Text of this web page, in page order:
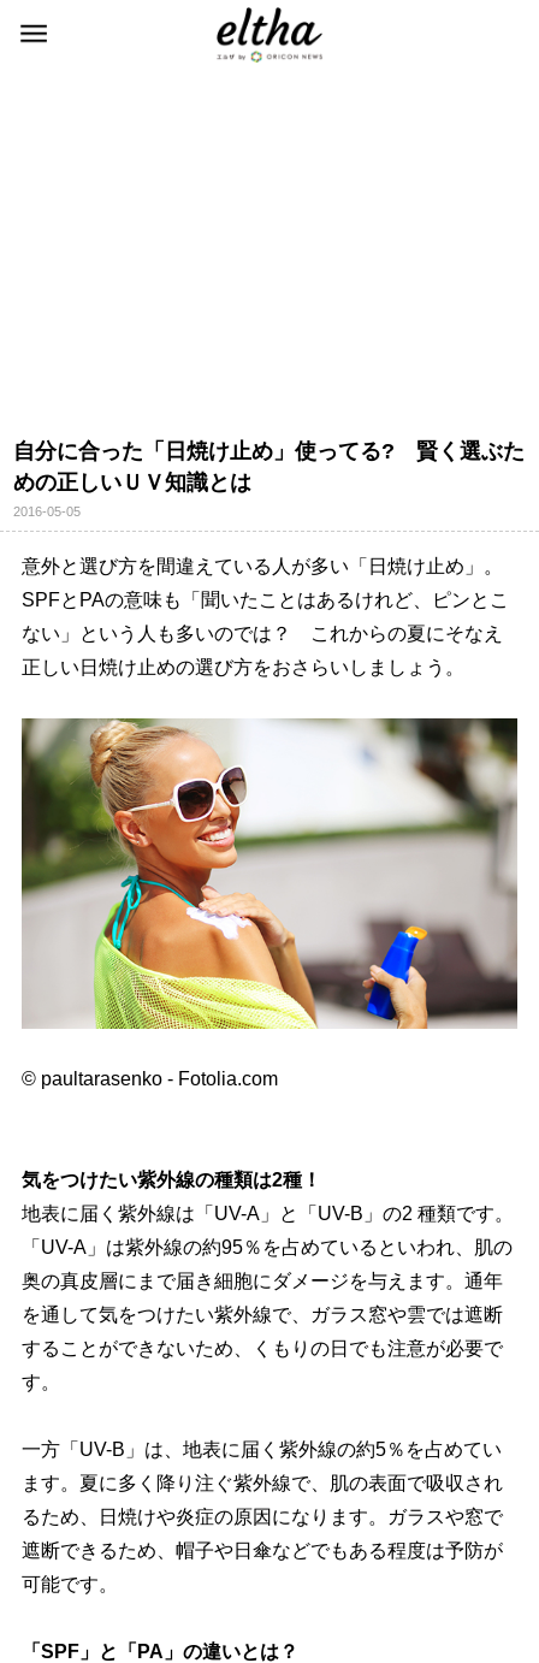
自分に合った「日焼け止め」使ってる? 賢く選ぶた
めの正しいＵＶ知識とは
2016-05-05
意外と選び方を間違えている人が多い「日焼け止め」。
SPFとPAの意味も「聞いたことはあるけれど、ピンとこ
ない」という人も多いのでは？ これからの夏にそなえ
正しい日焼け止めの選び方をおさらいしましょう。
© paultarasenko - Fotolia.com
気をつけたい紫外線の種類は2種！
地表に届く紫外線は「UV-A」と「UV-B」の2 種類です。
「UV-A」は紫外線の約95％を占めているといわれ、肌の
奥の真皮層にまで届き細胞にダメージを与えます。通年
を通して気をつけたい紫外線で、ガラス窓や雲では遮断
することができないため、くもりの日でも注意が必要で
す。
一方「UV-B」は、地表に届く紫外線の約5％を占めてい
ます。夏に多く降り注ぐ紫外線で、肌の表面で吸収され
るため、日焼けや炎症の原因になります。ガラスや窓で
遮断できるため、帽子や日傘などでもある程度は予防が
可能です。
「SPF」と「PA」の違いとは？